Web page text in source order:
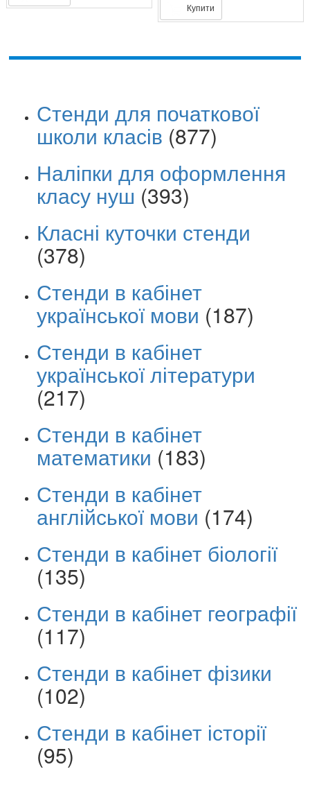
Купити
Стенди для початкової
школи класів (877)
Наліпки для оформлення
класу нуш (393)
Класні куточки стенди
(378)
Стенди в кабінет
української мови (187)
Стенди в кабінет
української літератури
(217)
Стенди в кабінет
математики (183)
Стенди в кабінет
англійської мови (174)
Стенди в кабінет біології
(135)
Стенди в кабінет географії
(117)
Стенди в кабінет фізики
(102)
Стенди в кабінет історії
(95)